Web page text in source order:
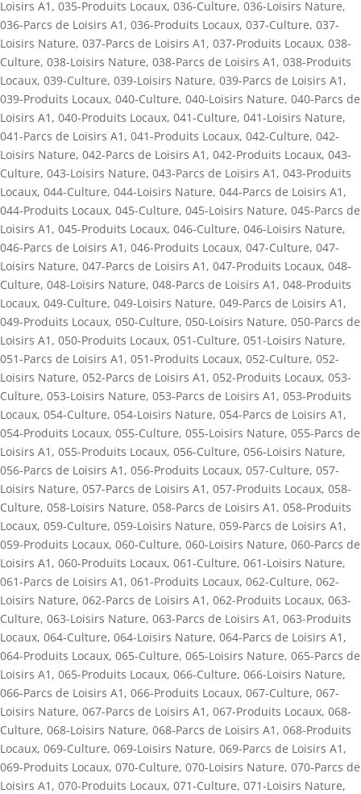
Loisirs A1 , 035-Produits Locaux, 036-Culture, 036-Loisirs Nature,
036-Parcs de Loisirs A1 , 036-Produits Locaux, 037-Culture, 037-
Loisirs Nature, 037-Parcs de Loisirs A1 , 037-Produits Locaux, 038-
Culture, 038-Loisirs Nature, 038-Parcs de Loisirs A1 , 038-Produits
Locaux, 039-Culture, 039-Loisirs Nature, 039-Parcs de Loisirs A1 ,
039-Produits Locaux, 040-Culture, 040-Loisirs Nature, 040-Parcs de
Loisirs A1 , 040-Produits Locaux, 041-Culture, 041-Loisirs Nature,
041-Parcs de Loisirs A1 , 041-Produits Locaux, 042-Culture, 042-
Loisirs Nature, 042-Parcs de Loisirs A1 , 042-Produits Locaux, 043-
Culture, 043-Loisirs Nature, 043-Parcs de Loisirs A1 , 043-Produits
Locaux, 044-Culture, 044-Loisirs Nature, 044-Parcs de Loisirs A1 ,
044-Produits Locaux, 045-Culture, 045-Loisirs Nature, 045-Parcs de
Loisirs A1 , 045-Produits Locaux, 046-Culture, 046-Loisirs Nature,
046-Parcs de Loisirs A1 , 046-Produits Locaux, 047-Culture, 047-
Loisirs Nature, 047-Parcs de Loisirs A1 , 047-Produits Locaux, 048-
Culture, 048-Loisirs Nature, 048-Parcs de Loisirs A1 , 048-Produits
Locaux, 049-Culture, 049-Loisirs Nature, 049-Parcs de Loisirs A1 ,
049-Produits Locaux, 050-Culture, 050-Loisirs Nature, 050-Parcs de
Loisirs A1 , 050-Produits Locaux, 051-Culture, 051-Loisirs Nature,
051-Parcs de Loisirs A1 , 051-Produits Locaux, 052-Culture, 052-
Loisirs Nature, 052-Parcs de Loisirs A1 , 052-Produits Locaux, 053-
Culture, 053-Loisirs Nature, 053-Parcs de Loisirs A1 , 053-Produits
Locaux, 054-Culture, 054-Loisirs Nature, 054-Parcs de Loisirs A1 ,
054-Produits Locaux, 055-Culture, 055-Loisirs Nature, 055-Parcs de
Loisirs A1 , 055-Produits Locaux, 056-Culture, 056-Loisirs Nature,
056-Parcs de Loisirs A1 , 056-Produits Locaux, 057-Culture, 057-
Loisirs Nature, 057-Parcs de Loisirs A1 , 057-Produits Locaux, 058-
Culture, 058-Loisirs Nature, 058-Parcs de Loisirs A1 , 058-Produits
Locaux, 059-Culture, 059-Loisirs Nature, 059-Parcs de Loisirs A1 ,
059-Produits Locaux, 060-Culture, 060-Loisirs Nature, 060-Parcs de
Loisirs A1 , 060-Produits Locaux, 061-Culture, 061-Loisirs Nature,
061-Parcs de Loisirs A1 , 061-Produits Locaux, 062-Culture, 062-
Loisirs Nature, 062-Parcs de Loisirs A1 , 062-Produits Locaux, 063-
Culture, 063-Loisirs Nature, 063-Parcs de Loisirs A1 , 063-Produits
Locaux, 064-Culture, 064-Loisirs Nature, 064-Parcs de Loisirs A1 ,
064-Produits Locaux, 065-Culture, 065-Loisirs Nature, 065-Parcs de
Loisirs A1 , 065-Produits Locaux, 066-Culture, 066-Loisirs Nature,
066-Parcs de Loisirs A1 , 066-Produits Locaux, 067-Culture, 067-
Loisirs Nature, 067-Parcs de Loisirs A1 , 067-Produits Locaux, 068-
Culture, 068-Loisirs Nature, 068-Parcs de Loisirs A1 , 068-Produits
Locaux, 069-Culture, 069-Loisirs Nature, 069-Parcs de Loisirs A1 ,
069-Produits Locaux, 070-Culture, 070-Loisirs Nature, 070-Parcs de
Loisirs A1 , 070-Produits Locaux, 071-Culture, 071-Loisirs Nature,